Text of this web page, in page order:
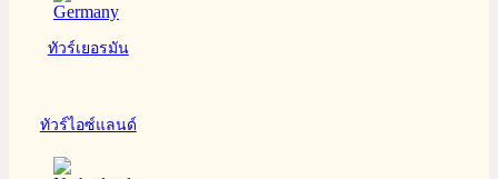
ทัวร์เยอรมัน
ทัวร์ไอซ์แลนด์